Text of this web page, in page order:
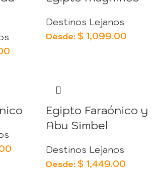
Destinos Lejanos
Desde: $ 1,099.00
Egipto Faraónico y
Abu Simbel
Destinos Lejanos
Desde: $ 1,449.00